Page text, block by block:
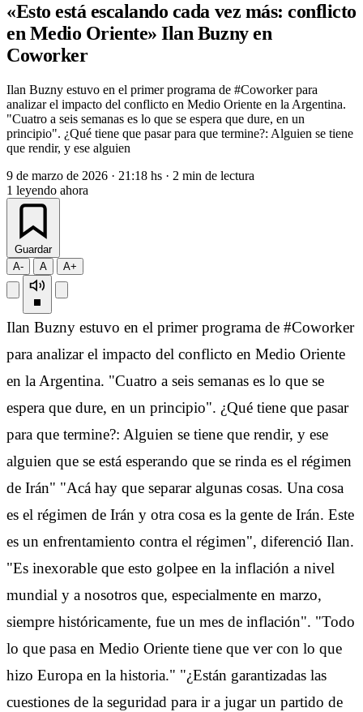
«Esto está escalando cada vez más: conflicto
en Medio Oriente» Ilan Buzny en
Coworker
Ilan Buzny estuvo en el primer programa de #Coworker para
analizar el impacto del conflicto en Medio Oriente en la Argentina.
"Cuatro a seis semanas es lo que se espera que dure, en un
principio". ¿Qué tiene que pasar para que termine?: Alguien se tiene
que rendir, y ese alguien
9 de marzo de 2026 · 21:18 hs · 2 min de lectura
1 leyendo ahora
Guardar
A-
A A+
Ilan Buzny estuvo en el primer programa de #Coworker
para analizar el impacto del conflicto en Medio Oriente
en la Argentina. "Cuatro a seis semanas es lo que se
espera que dure, en un principio". ¿Qué tiene que pasar
para que termine?: Alguien se tiene que rendir, y ese
alguien que se está esperando que se rinda es el régimen
de Irán" "Acá hay que separar algunas cosas. Una cosa
es el régimen de Irán y otra cosa es la gente de Irán. Este
es un enfrentamiento contra el régimen", diferenció Ilan.
"Es inexorable que esto golpee en la inflación a nivel
mundial y a nosotros que, especialmente en marzo,
siempre históricamente, fue un mes de inflación". "Todo
lo que pasa en Medio Oriente tiene que ver con lo que
hizo Europa en la historia." "¿Están garantizadas las
cuestiones de la seguridad para ir a jugar un partido de